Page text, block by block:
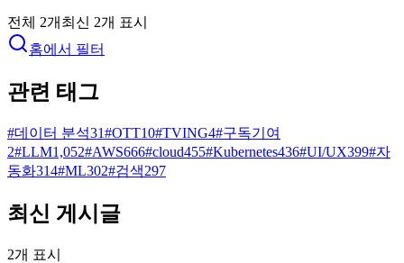
전체 2개 최신 2개 표시
홈에서 필터
관련 태그
#데이터 분석31#OTT10#TVING4#구독기여
2#LLM1,052#AWS666#cloud455#Kubernetes436#UI/UX399#자
동화314#ML302#검색297
최신 게시글
2개 표시